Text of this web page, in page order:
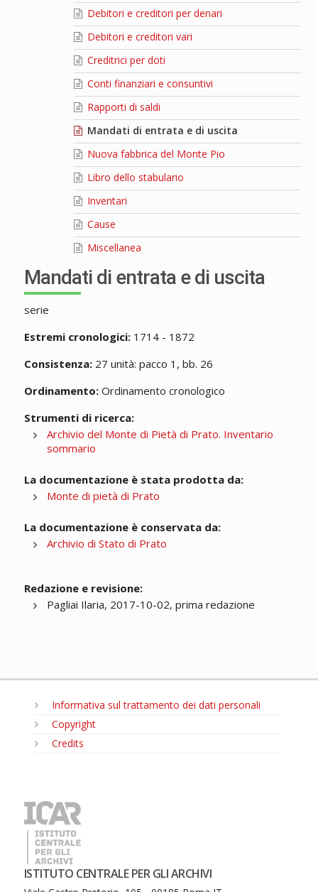
Debitori e creditori per denari
Debitori e creditori vari
Creditrici per doti
Conti finanziari e consuntivi
Rapporti di saldi
Mandati di entrata e di uscita
Nuova fabbrica del Monte Pio
Libro dello stabulario
Inventari
Cause
Miscellanea
Mandati di entrata e di uscita
serie
Estremi cronologici:1714 - 1872
Consistenza:27 unità: pacco 1, bb. 26
Ordinamento:Ordinamento cronologico
Strumenti di ricerca:
Archivio del Monte di Pietà di Prato. Inventario
sommario
La documentazione è stata prodotta da:
Monte di pietà di Prato
La documentazione è conservata da:
Archivio di Stato di Prato
Redazione e revisione:
Pagliai Ilaria, 2017-10-02, prima redazione
Informativa sul trattamento dei dati personali
Copyright
Credits
ISTITUTO CENTRALE PER GLI ARCHIVI